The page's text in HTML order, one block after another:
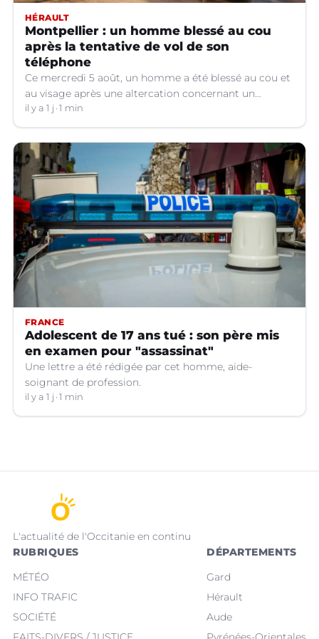
HÉRAULT
Montpellier : un homme blessé au cou
après la tentative de vol de son
téléphone
Ce mercredi 5 août, un homme a été blessé au cou et
au visage après une altercation concernant un
téléphone portable à Montpellier (Hérault).
il y a 1 j 1 min
FRANCE
Adolescent de 17 ans tué : son père mis
en examen pour "assassinat"
Une lettre a été rédigée par cet homme, aide-
soignant de profession.
il y a 1 j 1 min
L'actualité de l'Occitanie en continu
RUBRIQUES
MÉTÉO
INFO TRAFIC
SOCIÉTÉ
DÉPARTEMENTS
Gard
Hérault
Aude